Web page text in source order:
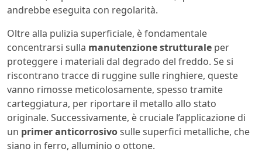
andrebbe eseguita con regolarità.
Oltre alla pulizia superficiale, è fondamentale
concentrarsi sulla manutenzione strutturale per
proteggere i materiali dal degrado del freddo. Se si
riscontrano tracce di ruggine sulle ringhiere, queste
vanno rimosse meticolosamente, spesso tramite
carteggiatura, per riportare il metallo allo stato
originale. Successivamente, è cruciale l’applicazione di
un primer anticorrosivosulle superfici metalliche, che
siano in ferro, alluminio o ottone.